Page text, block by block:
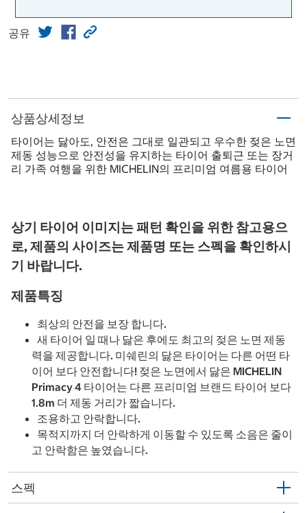
공유
상품상세정보
타이어는 닳아도, 안전은 그대로 일관되고 우수한 젖은 노면
제동 성능으로 안전성을 유지하는 타이어 출퇴근 또는 장거
리 가족 여행을 위한 MICHELIN의 프리미엄 여름용 타이어
상기 타이어 이미지는 패턴 확인을 위한 참고용으
로, 제품의 사이즈는 제품명 또는 스펙을 확인하시
기 바랍니다.
제품특징
최상의 안전을 보장 합니다.
새 타이어 일 때나 닳은 후에도 최고의 젖은 노면 제동
력을 제공합니다. 미쉐린의 닳은 타이어는 다른 어떤 타
이어 보다 안전합니다! 젖은 노면에서 닳은 MICHELIN
Primacy 4 타이어는 다른 프리미엄 브랜드 타이어 보다
1.8m 더 제동 거리가 짧습니다.
조용하고 안락합니다.
목적지까지 더 안락하게 이동할 수 있도록 소음은 줄이
고 안락함은 높였습니다.
스펙